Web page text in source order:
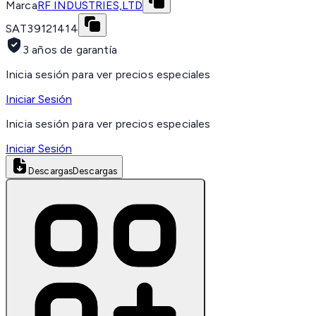
MarcaRF INDUSTRIES,LTD
SAT39121414
3 años de garantía
Inicia sesión para ver precios especiales
Iniciar Sesión
Inicia sesión para ver precios especiales
Iniciar Sesión
DescargasDescargas